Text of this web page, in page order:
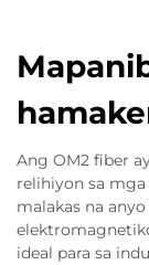
Ang OM2 fiber
relihiyon sa
malakas na
ideal para sa